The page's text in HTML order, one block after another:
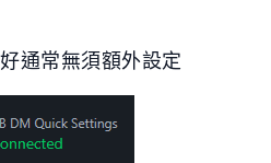
通常無須額外設定